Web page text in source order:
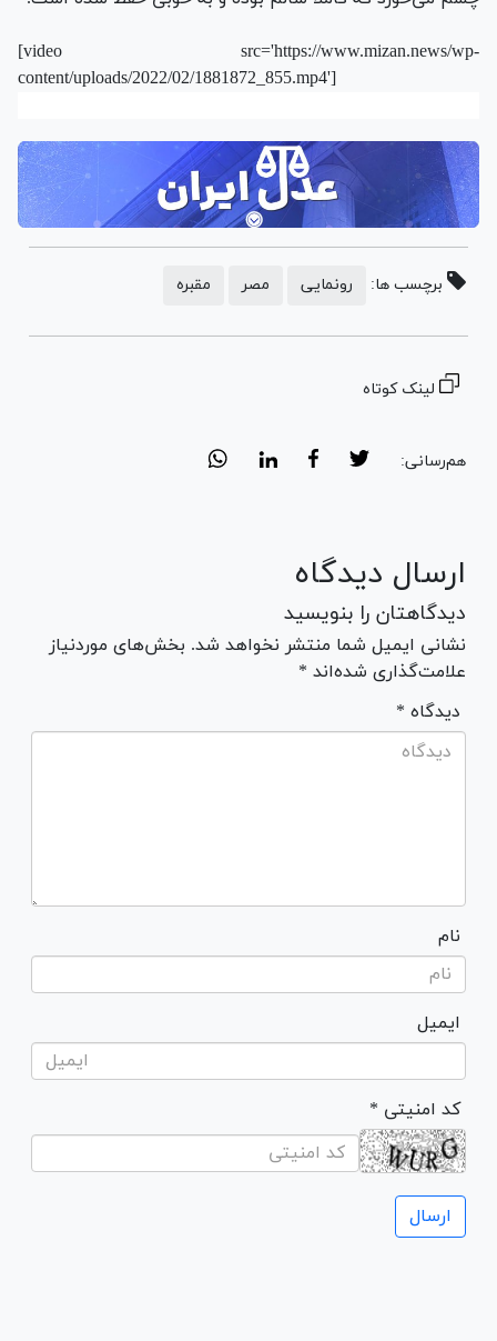
[video src='https://www.mizan.news/wp-
content/uploads/2022/02/1881872_855.mp4']
برچسب ها: رونمایی مصر مقبره
لینک کوتاه
هم‌رسانی:
ارسال دیدگاه
دیدگاهتان را بنویسید
نشانی ایمیل شما منتشر نخواهد شد. بخش‌های موردنیاز
علامت‌گذاری شده‌اند *
* دیدگاه
نام
ایمیل
* کد امنیتی